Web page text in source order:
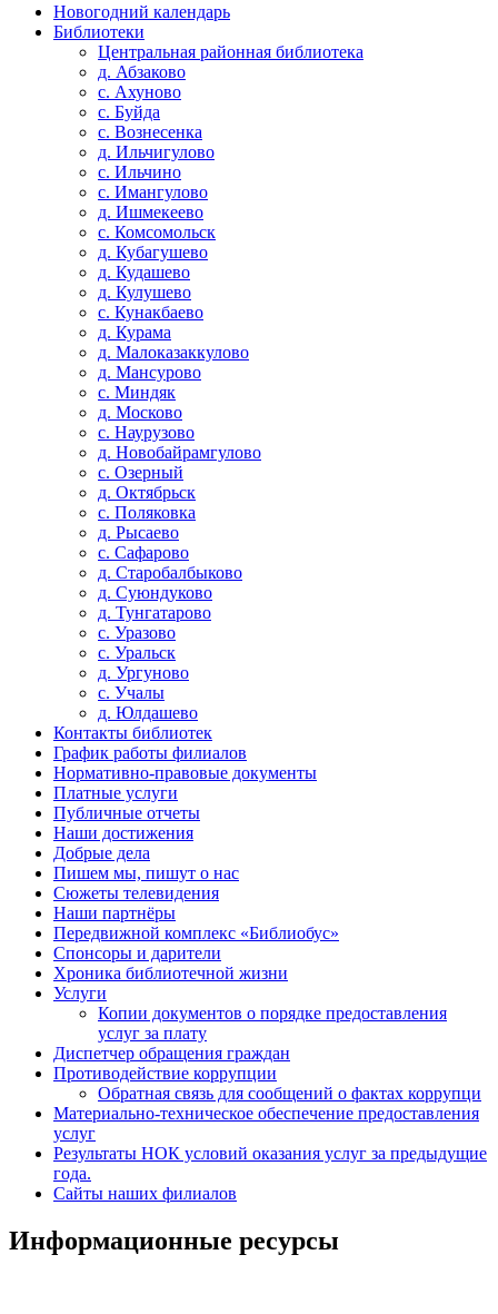
Новогодний календарь
Библиотеки
Центральная районная библиотека
д. Абзаково
с. Ахуново
с. Буйда
с. Вознесенка
д. Ильчигулово
с. Ильчино
с. Имангулово
д. Ишмекеево
с. Комсомольск
д. Кубагушево
д. Кудашево
д. Кулушево
с. Кунакбаево
д. Курама
д. Малоказаккулово
д. Мансурово
с. Миндяк
д. Москово
с. Наурузово
д. Новобайрамгулово
с. Озерный
д. Октябрьск
с. Поляковка
д. Рысаево
с. Сафарово
д. Старобалбыково
д. Суюндуково
д. Тунгатарово
с. Уразово
с. Уральск
д. Ургуново
с. Учалы
д. Юлдашево
Контакты библиотек
График работы филиалов
Нормативно-правовые документы
Платные услуги
Публичные отчеты
Наши достижения
Добрые дела
Пишем мы, пишут о нас
Сюжеты телевидения
Наши партнёры
Передвижной комплекс «Библиобус»
Спонсоры и дарители
Хроника библиотечной жизни
Услуги
Копии документов о порядке предоставления
услуг за плату
Диспетчер обращения граждан
Противодействие коррупции
Обратная связь для сообщений о фактах коррупци
Материально-техническое обеспечение предоставления
услуг
Результаты НОК условий оказания услуг за предыдущие
года.
Сайты наших филиалов
Информационные ресурсы